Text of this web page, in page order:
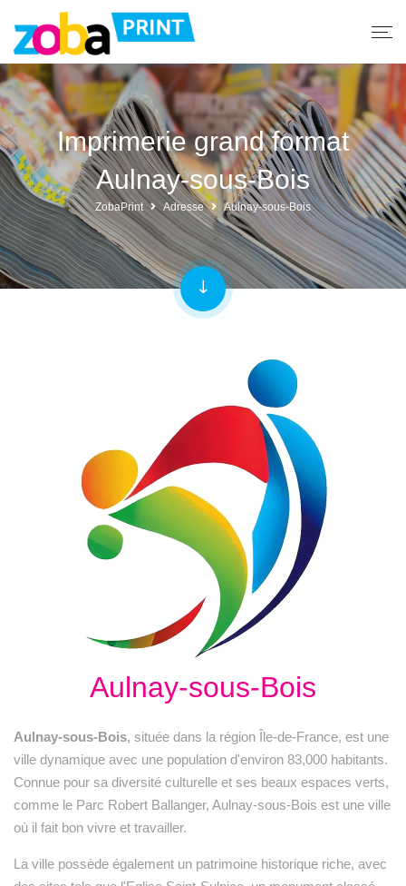
Imprimerie grand format
Aulnay-sous-Bois
ZobaPrint Adresse Aulnay-sous-Bois
Aulnay-sous-Bois
Aulnay-sous-Bois, située dans la région Île-de-France, est une
ville dynamique avec une population d'environ 83,000 habitants.
Connue pour sa diversité culturelle et ses beaux espaces verts,
comme le Parc Robert Ballanger, Aulnay-sous-Bois est une ville
où il fait bon vivre et travailler.
La ville possède également un patrimoine historique riche, avec